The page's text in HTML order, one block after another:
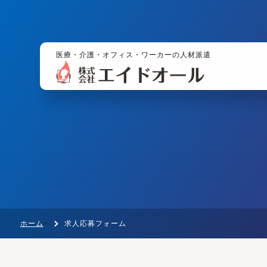
医療・介護・オフィス・ワーカーの人材派遣
ホーム> 求人応募フォーム